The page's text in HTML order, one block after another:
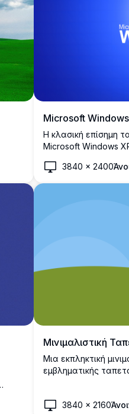
Microsoft
Η κλασική επίσημη
Microsoft Windows
ντεγκραντέ.
εργασίας και
3840 × 2400
Μινιμαλιστική
Μια εκπληκτική
εμβληματικής
ουρανό σε
3840 × 2160